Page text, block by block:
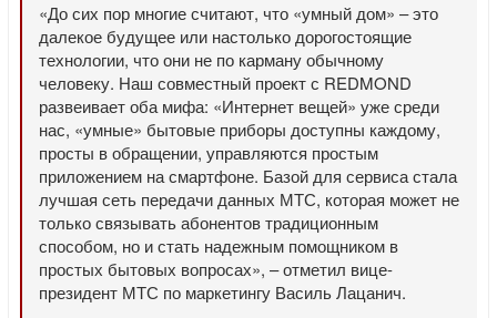
«До сих пор многие считают, что «умный дом» – это
далекое будущее или настолько дорогостоящие
технологии, что они не по карману обычному
человеку. Наш совместный проект с REDMOND
развеивает оба мифа: «Интернет вещей» уже среди
нас, «умные» бытовые приборы доступны каждому,
просты в обращении, управляются простым
приложением на смартфоне. Базой для сервиса стала
лучшая сеть передачи данных МТС, которая может не
только связывать абонентов традиционным
способом, но и стать надежным помощником в
простых бытовых вопросах», – отметил вице-
президент МТС по маркетингу Василь Лацанич.